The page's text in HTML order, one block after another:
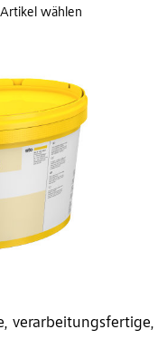
wählen
verarbeitungsfertige,